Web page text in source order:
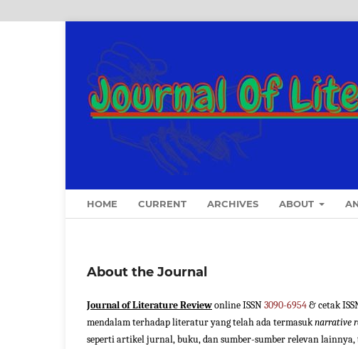
HOME CURRENT ARCHIVES ABOUT
About the Journal
Journal of Literature Reviewonline ISSN3090-6954& cetak
mendalam terhadap literatur yang telah ada termasuknarrative
seperti artikel jurnal, buku, dan sumber-sumber relevan